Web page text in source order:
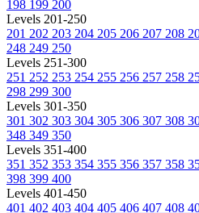
198 199 200
Levels 201-250
201 202 203 204 205 206 207 208
248 249 250
Levels 251-300
251 252 253 254 255 256 257 258
298 299 300
Levels 301-350
301 302 303 304 305 306 307 308
348 349 350
Levels 351-400
351 352 353 354 355 356 357 358
398 399 400
Levels 401-450
401 402 403 404 405 406 407 408